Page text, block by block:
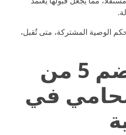
الوصية المشتركة، متى تُقبل،
قائمة تضم 5 من
في